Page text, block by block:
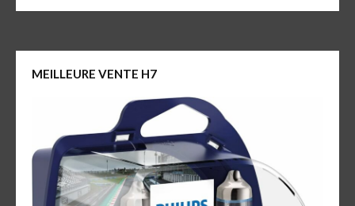
MEILLEURE VENTE H7